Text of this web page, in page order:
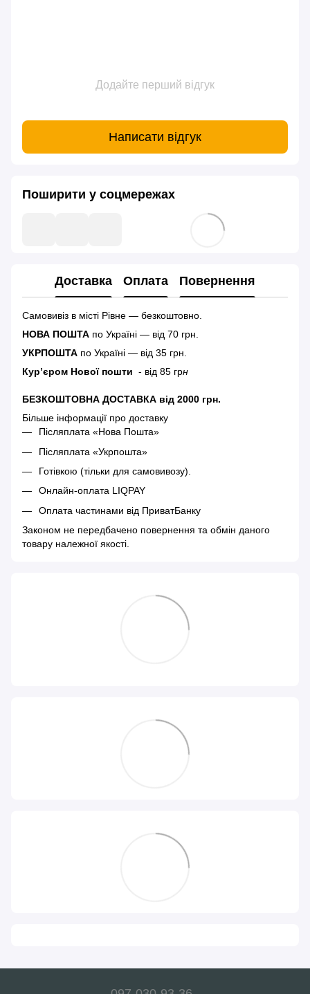
Додайте перший відгук
Написати відгук
Поширити у соцмережах
Доставка Оплата Повернення
Самовивіз в місті Рівне — безкоштовно.
НОВА ПОШТА по Україні — від 70 грн.
УКРПОШТА по Україні — від 35 грн.
Кур’єром Нової пошти - від 85 грн
БЕЗКОШТОВНА ДОСТАВКА від 2000 грн.
Більше інформації про доставку
Післяплата «Нова Пошта»
Післяплата «Укрпошта»
Готівкою (тільки для самовивозу).
Онлайн-оплата LIQPAY
Оплата частинами від ПриватБанку
Законом не передбачено повернення та обмін даного
товару належної якості.